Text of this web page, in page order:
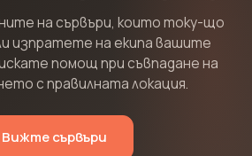
на сървъри, които току-що
изпратете на екипа вашите
помощ при съвпадане на
с правилната локация.
Вижте сървъри